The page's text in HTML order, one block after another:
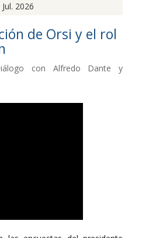
Jul. 2026
de Orsi y el rol
con Alfredo Dante y